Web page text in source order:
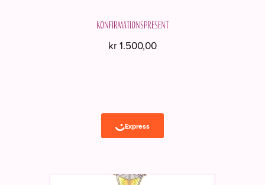
Konfirmationspresent
kr1.500,00